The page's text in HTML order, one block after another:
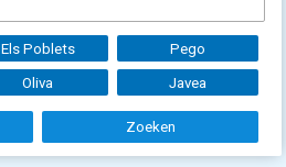
Els Poblets Pego
Oliva Javea
Zoeken